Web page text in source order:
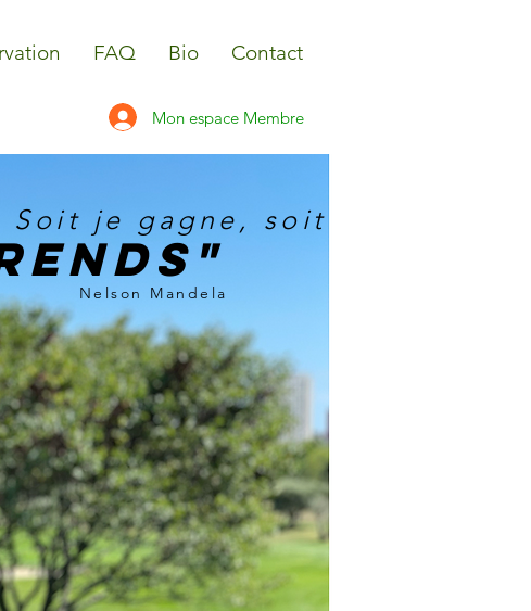
FAQ Bio Contact
Mon espace Membre
Soit je gagne, soit
Nelson Mandela